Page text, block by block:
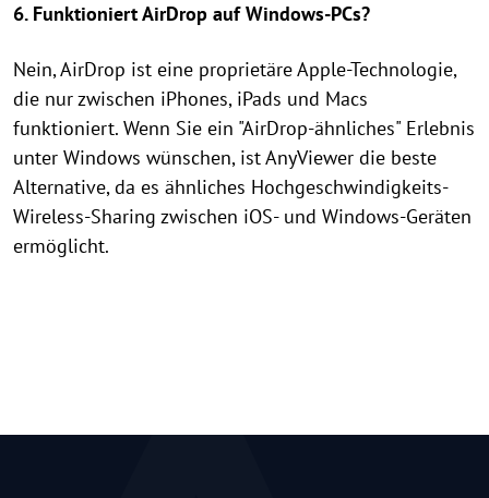
6. Funktioniert AirDrop auf Windows-PCs?
Nein, AirDrop ist eine proprietäre Apple-Technologie,
die nur zwischen iPhones, iPads und Macs
funktioniert. Wenn Sie ein "AirDrop-ähnliches" Erlebnis
unter Windows wünschen, ist AnyViewer die beste
Alternative, da es ähnliches Hochgeschwindigkeits-
Wireless-Sharing zwischen iOS- und Windows-Geräten
ermöglicht.